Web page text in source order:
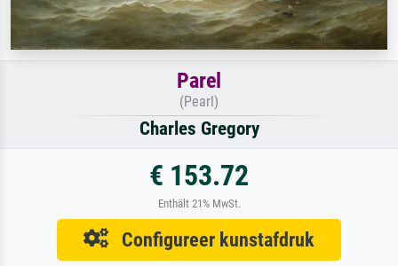
Parel
(Pearl)
Charles Gregory
€ 153.72
Enthält 21% MwSt.
Configureer kunstafdruk